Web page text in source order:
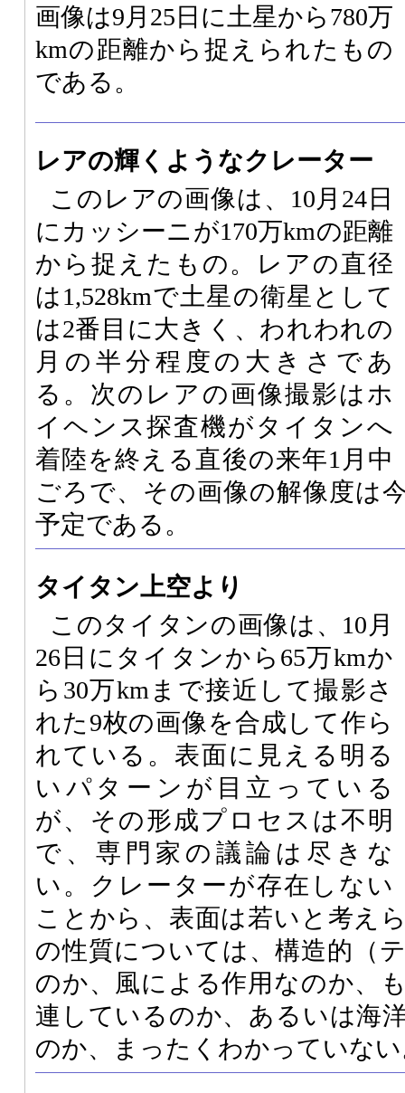
画像は9月25日に土星から780万
kmの距離から捉えられたもの
である。
レアの輝くようなクレーター
このレアの画像は、10月24日
にカッシーニが170万kmの距離
から捉えたもの。レアの直径
は1,528kmで土星の衛星として
は2番目に大きく、われわれの
月の半分程度の大きさであ
る。次のレアの画像撮影はホ
イヘンス探査機がタイタンへ
着陸を終える直後の来年1月中
ごろで、その画像の解像度は
予定である。
タイタン上空より
このタイタンの画像は、10月
26日にタイタンから65万kmか
ら30万kmまで接近して撮影さ
れた9枚の画像を合成して作ら
れている。表面に見える明る
いパターンが目立っている
が、その形成プロセスは不明
で、専門家の議論は尽きな
い。クレーターが存在しない
ことから、表面は若いと考え
の性質については、構造的（
のか、風による作用なのか、
連しているのか、あるいは海
のか、まったくわかっていな